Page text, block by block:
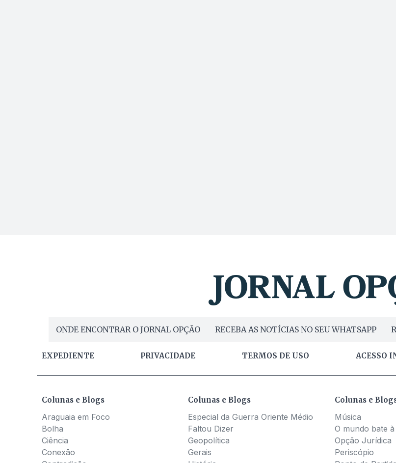
ONDE ENCONTRAR O JORNAL OPÇÃO RECEBA AS NOTÍCIAS NO SEU WHATSAPP
EXPEDIENTE PRIVACIDADE TERMOS DE USO ACESSO
Colunas e Blogs
Araguaia em Foco
Bolha
Ciência
Conexão
Colunas e Blogs
Especial da Guerra Oriente Médio
Faltou Dizer
Geopolítica
Gerais
Colunas e
Música
O mundo bate
Opção Jurídica
Periscópio